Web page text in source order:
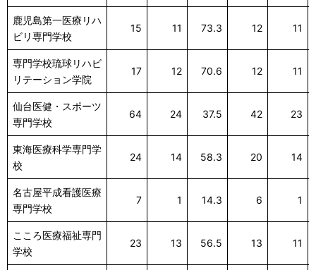
鹿児島第一医療リハ
ビリ専門学校
15 11 73.3 12 11
専門学校琉球リハビ
リテーション学院
17 12 70.6 12 11
仙台医健・スポーツ
専門学校
64 24 37.5 42 23
東海医療科学専門学
校
24 14 58.3 20 14
名古屋平成看護医療
専門学校
7 1 14.3 6 1
こころ医療福祉専門
学校
23 13 56.5 13 11